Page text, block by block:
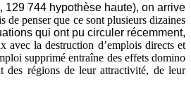
129 744 hypothèse haute), on arrive
de penser que ce sont plusieurs dizaines
qui ont pu circuler récemment,
avec la destruction d’emplois directs et
supprimé entraîne des effets domino
des régions de leur attractivité, de leur